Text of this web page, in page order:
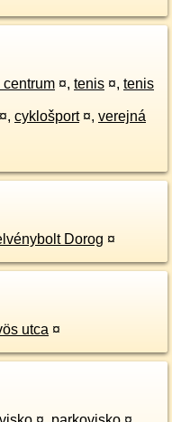
centrum ¤, tenis ¤, tenis
¤, cyklošport ¤, verejná
Dorog ¤
utca ¤